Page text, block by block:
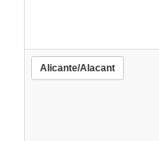
Alicante/Alacant